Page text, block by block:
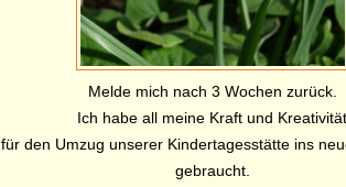
Melde mich nach 3 Wochen zurück.
Ich habe all meine Kraft und Kreativität
für den Umzug unserer Kindertagesstätte ins
gebraucht.